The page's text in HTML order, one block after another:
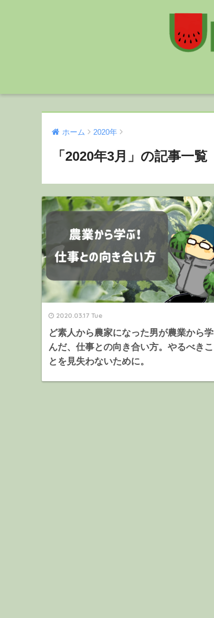
ホーム 2020年
「2020年3月」の記事一覧
2020.03.17 Tue
ど素人から農家になった男が農業から学
んだ、仕事との向き合い方。やるべきこ
とを見失わないために。